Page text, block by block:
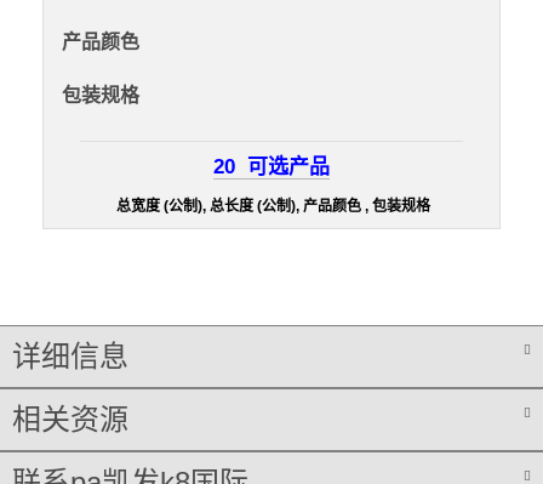
产品颜色
包装规格
20 可选产品
总宽度 (公制), 总长度 (公制), 产品颜色 , 包装规格
详细信息
相关资源